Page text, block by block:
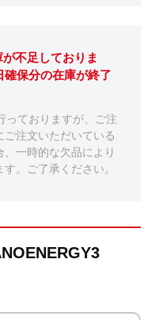
不足しておりま
保分の在庫が終了
っておりますが、ご注
注文いただいている
一時的な欠品により
。ご了承ください。